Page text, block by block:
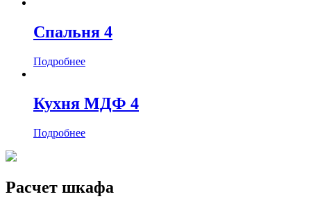
Спальня 4
Подробнее
Кухня МДФ 4
Подробнее
Расчет шкафа